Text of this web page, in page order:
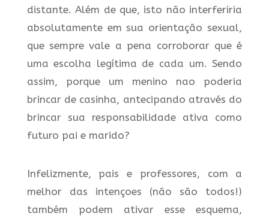
distante. Além de que, isto não interferiria
absolutamente em sua orientação sexual,
que sempre vale a pena corroborar que é
uma escolha legítima de cada um. Sendo
assim, porque um menino nao poderia
brincar de casinha, antecipando através do
brincar sua responsabilidade ativa como
futuro pai e marido?
Infelizmente, pais e professores, com a
melhor das intençoes (não são todos!)
também podem ativar esse esquema,